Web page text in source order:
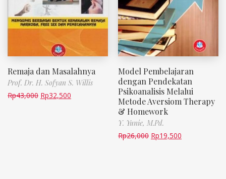
Remaja dan Masalahnya
Prof. Dr. H. Sofyan S. Willis
Rp43,000 Rp32,500
Model Pembelajaran
dengan Pendekatan
Psikoanalisis Melalui
Metode Aversiom Therapy
& Homework
Y. Yunie, M.Pd.
Rp26,000 Rp19,500